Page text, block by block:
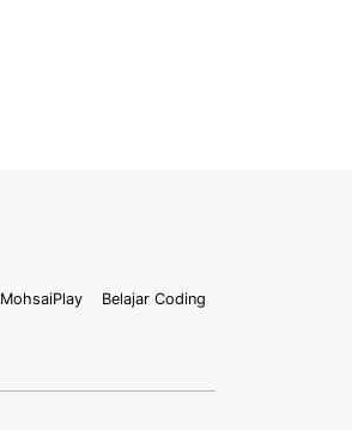
MohsaiPlay Belajar Coding